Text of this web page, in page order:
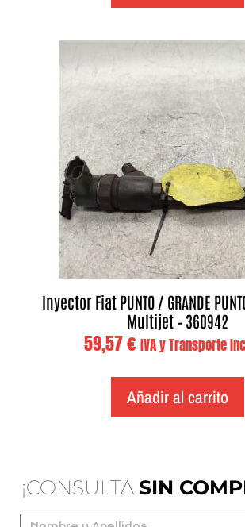
Inyector Fiat PUNTO / GRANDE
Multijet – 360942
59,57€ IVA y Transporte
Añadir al carrito
¡CONSULTA SIN